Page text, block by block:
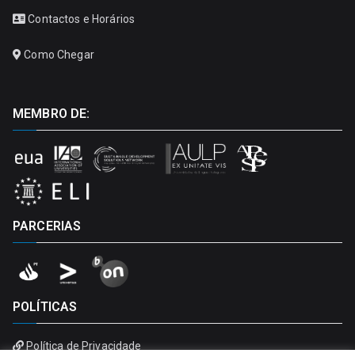
Contactos e Horários
Como Chegar
MEMBRO DE:
PARCERIAS
POLÍTICAS
Política de Privacidade